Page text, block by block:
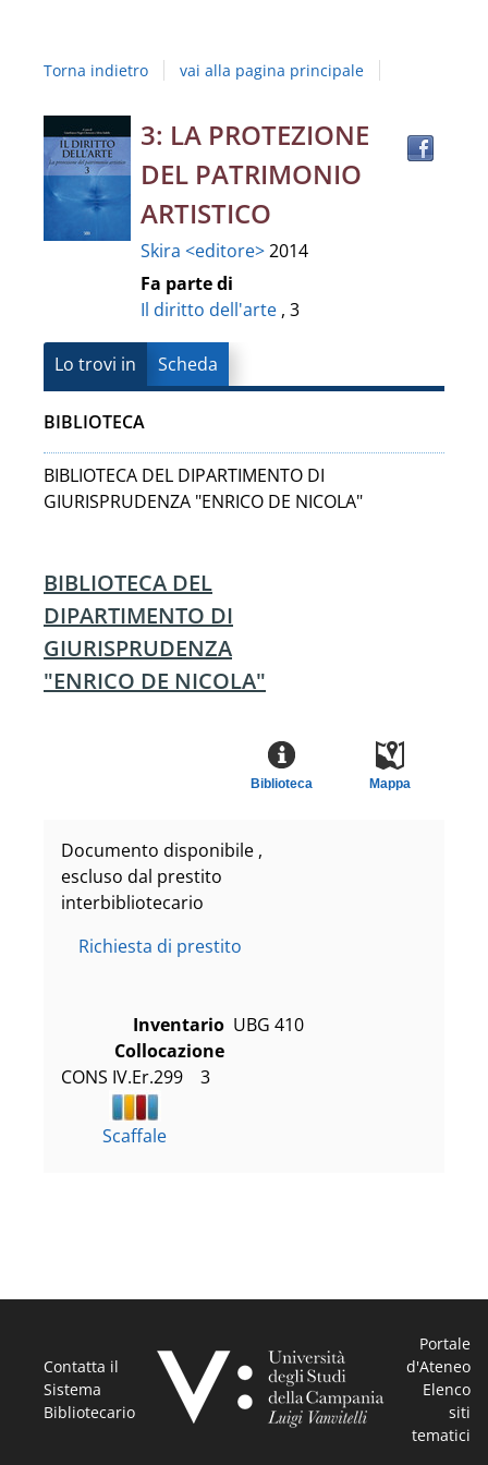
Campania
"Luigi
Vanvitelli"
Torna indietro vai alla pagina principale
Dettaglio
del
documento
3: LA PROTEZIONE
DEL PATRIMONIO
ARTISTICO
Skira <editore>2014
Fa parte di
Il diritto dell'arte, 3
Lo trovi in Scheda
BIBLIOTECA
BIBLIOTECA DEL DIPARTIMENTO DI
GIURISPRUDENZA "ENRICO DE NICOLA"
BIBLIOTECA DEL
DIPARTIMENTO DI
GIURISPRUDENZA
"ENRICO DE NICOLA"
Mappa
Biblioteca
Documento disponibile ,
escluso dal prestito
interbibliotecario
Richiesta di prestito
Inventario UBG 410
Collocazione
CONS IV.Er.299    3
Scaffale
Contatta il
Sistema
Bibliotecario
Portale
d'Ateneo
Elenco
siti
tematici